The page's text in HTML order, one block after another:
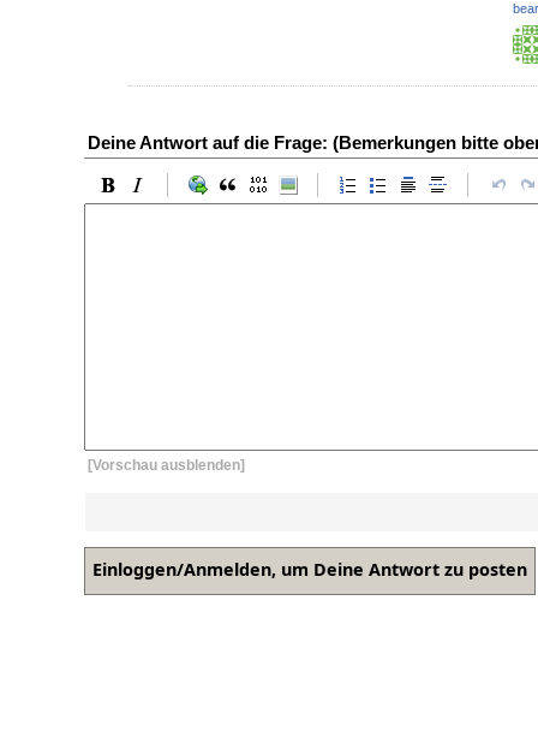
Deine Antwort auf die Frage: (Bemerkungen bitte
[Vorschau ausblenden]